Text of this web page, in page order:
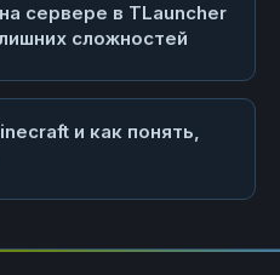
сервере в TLauncher
сложностей
и как понять,